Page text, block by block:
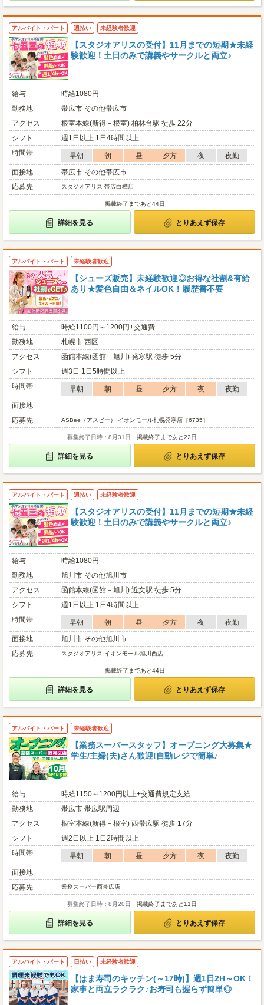
アルバイト・パート 週払い 未経験者歓迎
【スタジオアリスの受付】11月までの短期★未経
験歓迎！土日のみで講義やサークルと両立♪
給与
時給1080円
勤務地
帯広市 その他帯広市
アクセス
根室本線(新得－根室) 柏林台駅 徒歩 22分
シフト
週1日以上 1日4時間以上
時間帯
早朝 朝 昼 夕方 夜
夜勤
面接地
帯広市 その他帯広市
応募先
スタジオアリス 帯広白樺店
掲載終了まであと44日
詳細を見る とりあえず保存
アルバイト・パート 未経験者歓迎
【シューズ販売】未経験歓迎◎お得な社割&有給
あり★髪色自由＆ネイルOK！履歴書不要
給与
時給1100円～1200円+交通費
勤務地
札幌市 西区
アクセス
函館本線(函館－旭川) 発寒駅 徒歩 5分
シフト
週3日 1日5時間以上
時間帯
早朝 朝 昼 夕方 夜
夜勤
面接地
応募先
ASBee（アスビー） イオンモール札幌発寒店［6735］
募集終了日時：8月31日 掲載終了まであと22日
詳細を見る とりあえず保存
アルバイト・パート 週払い 未経験者歓迎
【スタジオアリスの受付】11月までの短期★未経
験歓迎！土日のみで講義やサークルと両立♪
給与
時給1080円
勤務地
旭川市 その他旭川市
アクセス
函館本線(函館－旭川) 近文駅 徒歩 5分
シフト
週1日以上 1日4時間以上
時間帯
早朝 朝 昼 夕方 夜
夜勤
面接地
旭川市 その他旭川市
応募先
スタジオアリス イオンモール旭川西店
掲載終了まであと44日
詳細を見る とりあえず保存
アルバイト・パート 未経験者歓迎
【業務スーパースタッフ】オープニング大募集★
学生/主婦(夫)さん歓迎!自動レジで簡単♪
給与
時給1150～1200円以上+交通費規定支給
勤務地
帯広市 帯広駅周辺
アクセス
根室本線(新得－根室) 西帯広駅 徒歩 17分
シフト
週2日以上 1日2時間以上
時間帯
早朝 朝 昼 夕方 夜
夜勤
面接地
応募先
業務スーパー西帯広店
募集終了日時：8月20日 掲載終了まであと11日
詳細を見る とりあえず保存
アルバイト・パート 日払い 未経験者歓迎
【はま寿司のキッチン(～17時)】週1日2H～OK！
家事と両立ラクラク♪お寿司も握らず簡単◎